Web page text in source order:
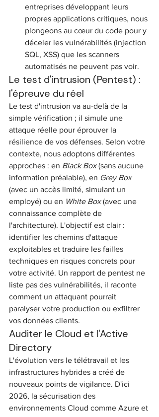
entreprises développant leurs
propres applications critiques, nous
plongeons au cœur du code pour y
déceler les vulnérabilités (injection
SQL, XSS) que les scanners
automatisés ne peuvent pas voir.
Le test d'intrusion (Pentest) :
l'épreuve du réel
Le test d'intrusion va au-delà de la
simple vérification ; il simule une
attaque réelle pour éprouver la
résilience de vos défenses. Selon votre
contexte, nous adoptons différentes
approches : en Black Box (sans aucune
information préalable), en Grey Box
(avec un accès limité, simulant un
employé) ou en White Box (avec une
connaissance complète de
l'architecture). L'objectif est clair :
identifier les chemins d'attaque
exploitables et traduire les failles
techniques en risques concrets pour
votre activité. Un rapport de pentest ne
liste pas des vulnérabilités, il raconte
comment un attaquant pourrait
paralyser votre production ou exfiltrer
vos données clients.
Auditer le Cloud et l'Active
Directory
L'évolution vers le télétravail et les
infrastructures hybrides a créé de
nouveaux points de vigilance. D'ici
2026, la sécurisation des
environnements Cloud comme Azure et